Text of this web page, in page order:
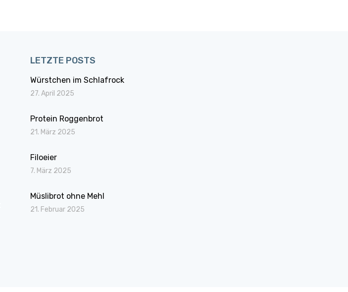
LETZTE POSTS
Würstchen im Schlafrock
27. April 2025
Protein Roggenbrot
21. März 2025
Filoeier
7. März 2025
Müslibrot ohne Mehl
21. Februar 2025